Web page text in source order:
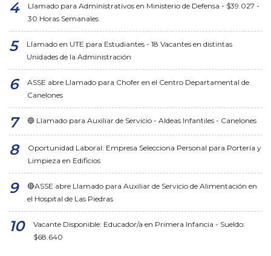
Llamado para Administrativos en Ministerio de Defensa - $39.027 -
30 Horas Semanales
Llamado en UTE para Estudiantes - 18 Vacantes en distintas
Unidades de la Administración
ASSE abre Llamado para Chofer en el Centro Departamental de
Canelones
🔵 Llamado para Auxiliar de Servicio - Aldeas Infantiles - Canelones
Oportunidad Laboral: Empresa Selecciona Personal para Portería y
Limpieza en Edificios
🔴ASSE abre Llamado para Auxiliar de Servicio de Alimentación en
el Hospital de Las Piedras
Vacante Disponible: Educador/a en Primera Infancia - Sueldo:
$68.640